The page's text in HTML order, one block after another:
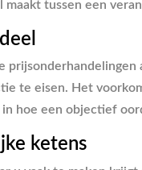
tussen een
te eisen. Het
hoe een objectief
ketens